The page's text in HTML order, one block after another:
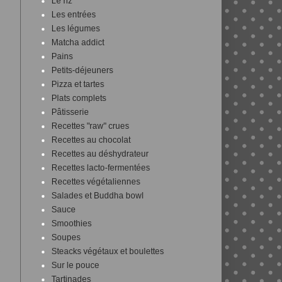
Les entrées
Les légumes
Matcha addict
Pains
Petits-déjeuners
Pizza et tartes
Plats complets
Pâtisserie
Recettes "raw" crues
Recettes au chocolat
Recettes au déshydrateur
Recettes lacto-fermentées
Recettes végétaliennes
Salades et Buddha bowl
Sauce
Smoothies
Soupes
Steacks végétaux et boulettes
Sur le pouce
Tartinades